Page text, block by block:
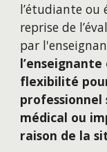
l’étudiante ou
reprise de
par
l’enseignante
flexibilité
professionnel
médical ou
raison de la